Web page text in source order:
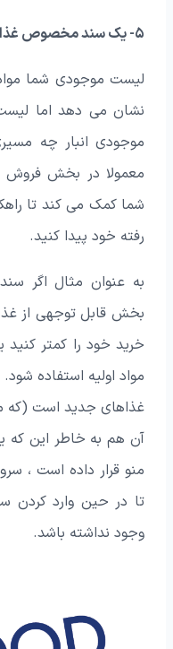
۵- یک سند مخصوص غذای دور ریز و ضایعات آن ایجاد کنید.
لیست موجودی شما
نشان می دهد اما
موجودی انبار چه
معمولا در بخش فروش
شما کمک می کند تا
رفته خود پیدا کنید.
به عنوان مثال اگر
بخش قابل توجهی از
خرید خود را کمتر کنید
مواد اولیه استفاده
غذاهای جدید است (که
آن هم به خاطر این که
منو قرار داده است ،
تا در حین وارد کردن
وجود نداشته باشد.